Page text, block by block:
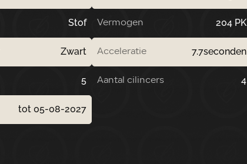
Stof Vermogen 204 PK
Zwart Acceleratie 7.7seconden
5 Aantal cilincers 4
tot 05-08-2027